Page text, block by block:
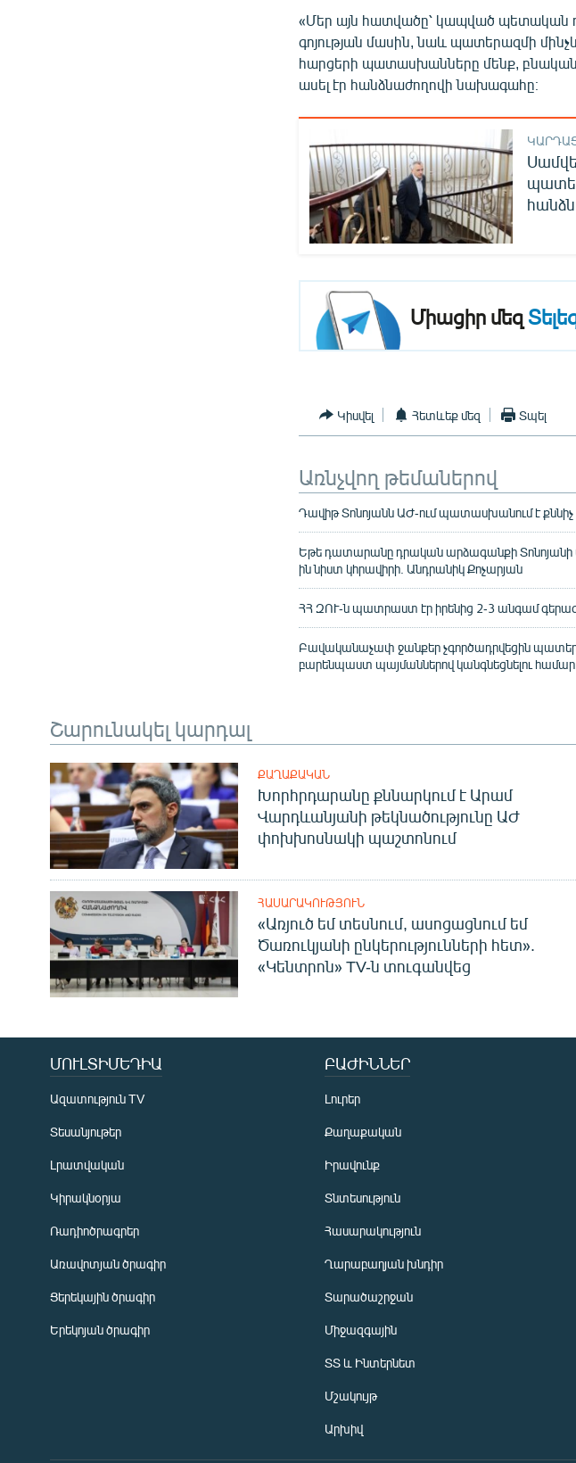
«Մեր այն հատվածը՝ կապված պետական
գոյության մասին, նաև պատերազմի
հարցերի պատասխանները մենք,
ասել էր հանձնաժողովի նախագահը։
Միացիր մեզ
Կիսվել Հետևեք մեզ Տպել
Առնչվող թեմաներով
Դավիթ Տոնոյանն ԱԺ-ում պատասխանում է քննիչ
Եթե դատարանը դրական արձագանքի Տոնոյանի
ին նիստ կհրավիրի. Անդրանիկ Քոչարյան
ՀՀ ԶՈՒ-ն պատրաստ էր իրենից 2-3 անգամ
Բավականաչափ ջանքեր չգործադրվեցին
բարենպաստ պայմաններով կանգնեցնելու
Շարունակել կարդալ
ՔԱՂԱՔԱԿԱՆ
Խորհրդարանը քննարկում է Արամ
Վարդևանյանի թեկնածությունը ԱԺ
փոխխոսնակի պաշտոնում
ՀԱՍԱՐԱԿՈՒԹՅՈՒՆ
«Առյուծ եմ տեսնում, ասոցացնում եմ
Ծառուկյանի ընկերությունների հետ».
«Կենտրոն» TV-ն տուգանվեց
ՄՈՒԼՏԻՄԵԴԻԱ
Ազատություն TV
Տեսանյութեր
Լրատվական
Կիրակնօրյա
Ռադիոծրագրեր
Առավոտյան ծրագիր
Ցերեկային ծրագիր
Երեկոյան ծրագիր
ԲԱԺԻՆՆԵՐ
Լուրեր
Քաղաքական
Իրավունք
Տնտեսություն
Հասարակություն
Ղարաբաղյան խնդիր
Տարածաշրջան
Միջազգային
ՏՏ և Ինտերնետ
Մշակույթ
Արխիվ